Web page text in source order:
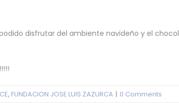
disfrutar del ambiente navideño y el
, FUNDACION JOSE LUIS ZAZURCA | 0 Comments